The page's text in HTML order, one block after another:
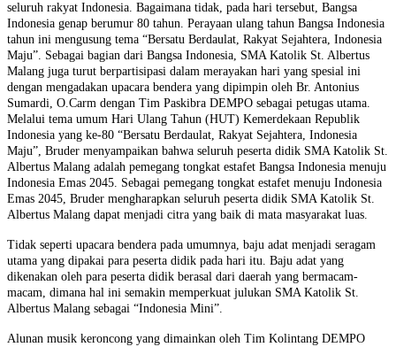
seluruh rakyat Indonesia. Bagaimana tidak, pada hari tersebut, Bangsa
Indonesia genap berumur 80 tahun. Perayaan ulang tahun Bangsa Indonesia
tahun ini mengusung tema “Bersatu Berdaulat, Rakyat Sejahtera, Indonesia
Maju”. Sebagai bagian dari Bangsa Indonesia, SMA Katolik St. Albertus
Malang juga turut berpartisipasi dalam merayakan hari yang spesial ini
dengan mengadakan upacara bendera yang dipimpin oleh Br. Antonius
Sumardi, O.Carm dengan Tim Paskibra DEMPO sebagai petugas utama.
Melalui tema umum Hari Ulang Tahun (HUT) Kemerdekaan Republik
Indonesia yang ke-80 “Bersatu Berdaulat, Rakyat Sejahtera, Indonesia
Maju”, Bruder menyampaikan bahwa seluruh peserta didik SMA Katolik St.
Albertus Malang adalah pemegang tongkat estafet Bangsa Indonesia menuju
Indonesia Emas 2045. Sebagai pemegang tongkat estafet menuju Indonesia
Emas 2045, Bruder mengharapkan seluruh peserta didik SMA Katolik St.
Albertus Malang dapat menjadi citra yang baik di mata masyarakat luas.
Tidak seperti upacara bendera pada umumnya, baju adat menjadi seragam
utama yang dipakai para peserta didik pada hari itu. Baju adat yang
dikenakan oleh para peserta didik berasal dari daerah yang bermacam-
macam, dimana hal ini semakin memperkuat julukan SMA Katolik St.
Albertus Malang sebagai “Indonesia Mini”.
Alunan musik keroncong yang dimainkan oleh Tim Kolintang DEMPO